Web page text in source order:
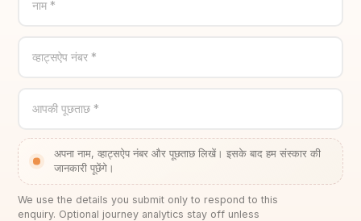
नाम *
व्हाट्सऐप नंबर *
आपकी पूछताछ *
अपना नाम, व्हाट्सऐप नंबर और पूछताछ लिखें। इसके बाद हम संस्कार की
जानकारी पूछेंगे।
We use the details you submit only to respond to this
enquiry. Optional journey analytics stay off unless